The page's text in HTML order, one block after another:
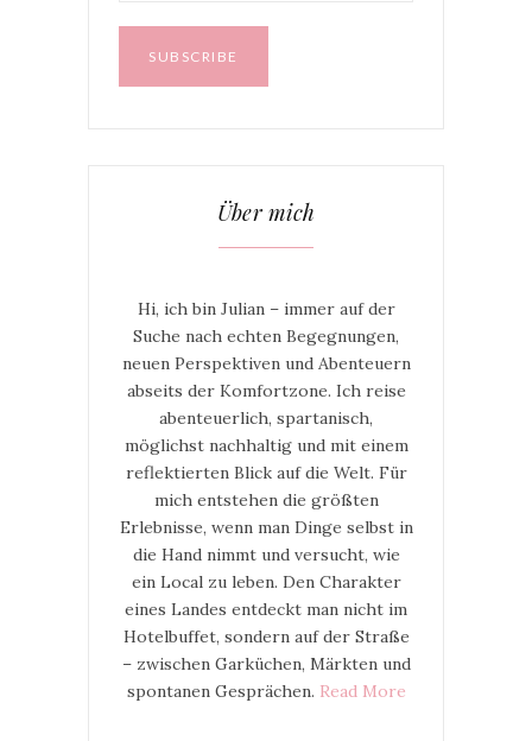
Über mich
Hi, ich bin Julian – immer auf der
Suche nach echten Begegnungen,
neuen Perspektiven und Abenteuern
abseits der Komfortzone. Ich reise
abenteuerlich, spartanisch,
möglichst nachhaltig und mit einem
reflektierten Blick auf die Welt. Für
mich entstehen die größten
Erlebnisse, wenn man Dinge selbst in
die Hand nimmt und versucht, wie
ein Local zu leben. Den Charakter
eines Landes entdeckt man nicht im
Hotelbuffet, sondern auf der Straße
– zwischen Garküchen, Märkten und
spontanen Gesprächen. Read More